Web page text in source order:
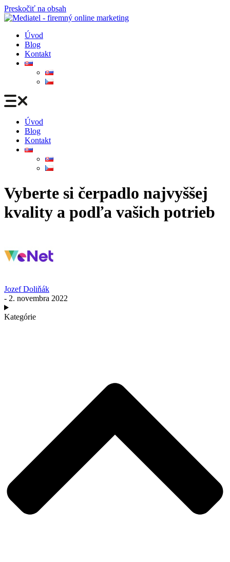
Preskočiť na obsah
Úvod
Blog
Kontakt
Úvod
Blog
Kontakt
Vyberte si čerpadlo najvyššej
kvality a podľa vašich potrieb
Jozef Doliňák
- 2. novembra 2022
Kategórie